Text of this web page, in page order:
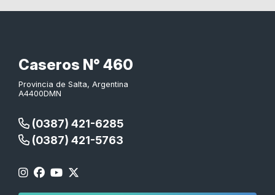
Caseros N° 460
Provincia de Salta, Argentina
A4400DMN
(0387) 421-6285
(0387) 421-5763